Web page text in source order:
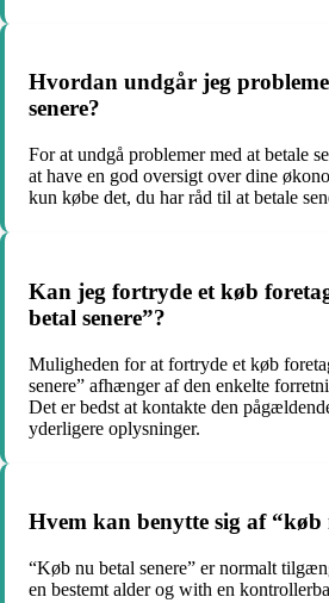
Hvordan undgår jeg
senere?
For at undgå problemer med at betale
at have en god oversigt over dine
kun købe det, du har råd til at betale
Kan jeg fortryde et køb
betal senere”?
Muligheden for at fortryde et køb
senere” afhænger af den enkelte
Det er bedst at kontakte den
yderligere oplysninger.
Hvem kan benytte sig af “køb
“Køb nu betal senere” er normalt
en bestemt alder og with en